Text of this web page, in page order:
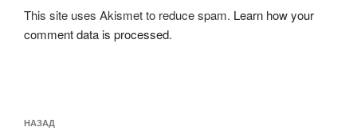
This site uses Akismet to reduce spam. Learn how your
comment data is processed.
по
Предыдущая
НАЗАД